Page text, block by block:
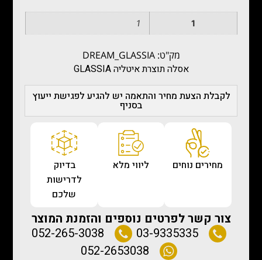
1
1
מק"ט: DREAM_GLASSIA
אסלה תוצרת איטליה GLASSIA
לקבלת הצעת מחיר והתאמה יש להגיע לפגישת ייעוץ
בסניף
מחירים נוחים ליווי מלא
בדיוק
לדרישות
שלכם
צור קשר לפרטים נוספים והזמנת המוצר
03-9335335
052-265-3038
052-2653038